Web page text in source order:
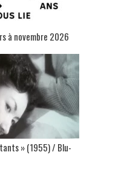
à novembre 2026
» (1955) / Blu-